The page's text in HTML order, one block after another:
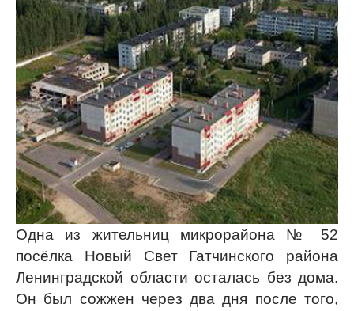
Одна из жительниц микрорайона № 52
посёлка Новый Свет Гатчинского района
Ленинградской области осталась без дома.
Он был сожжен через два дня после того,